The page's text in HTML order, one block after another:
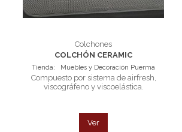
Colchones
COLCHÓN CERAMIC
Tienda: Muebles y Decoración Puerma
Compuesto por sistema de airfresh,
viscográfeno y viscoelástica.
Ver